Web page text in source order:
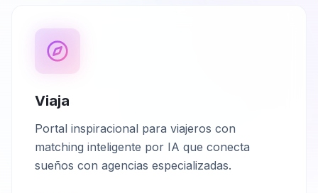
Viaja
Portal inspiracional para viajeros con
matching inteligente por IA que conecta
sueños con agencias especializadas.